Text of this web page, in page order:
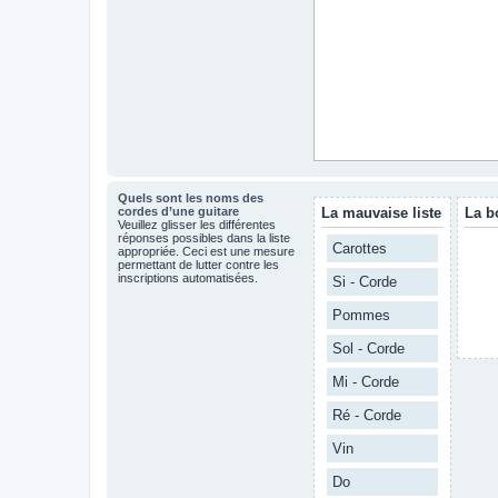
Quels sont les noms des
cordes d’une guitare
Veuillez glisser les différentes
réponses possibles dans la liste
appropriée. Ceci est une mesure
permettant de lutter contre les
inscriptions automatisées.
La mauvaise liste
Carottes
Si - Corde
Pommes
Sol - Corde
Mi - Corde
Ré - Corde
Vin
Do
La